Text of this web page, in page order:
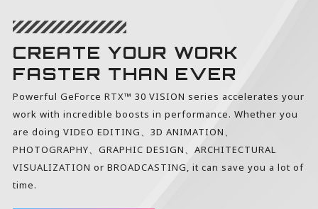
CREATE YOUR WORK
FASTER THAN EVER
Powerful GeForce RTX™ 30 VISION series accelerates your
work with incredible boosts in performance. Whether you
are doing VIDEO EDITING、3D ANIMATION、
PHOTOGRAPHY、GRAPHIC DESIGN、ARCHITECTURAL
VISUALIZATION or BROADCASTING, it can save you a lot of
time.